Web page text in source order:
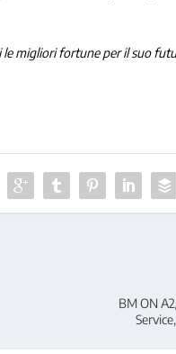
migliori fortune per il suo
BM ON